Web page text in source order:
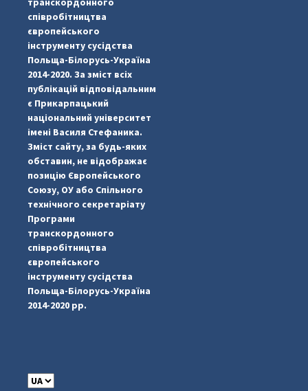
#PipIvanToday
співробітництва
європейського
інструменту сусідства
Польща-Білорусь-Україна
2014-2020. За зміст всіх
публікацій відповідальним
є Прикарпацький
національний університет
імені Василя Стефаника.
Зміст сайту, за будь-яких
обставин, не відображає
позицію Європейського
Союзу, ОУ або Спільного
технічного секретаріату
Програми
транскордонного
співробітництва
європейського
інструменту сусідства
Польща-Білорусь-Україна
2014-2020 рр.
C